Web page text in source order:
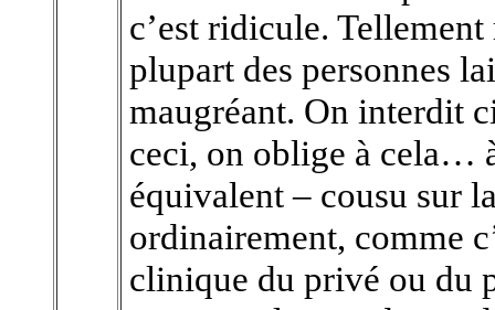
c’est ridicule.
plupart des personnes
maugréant. On interdit
ceci, on oblige à cela…
équivalent – cousu sur
ordinairement, comme
clinique du privé ou du